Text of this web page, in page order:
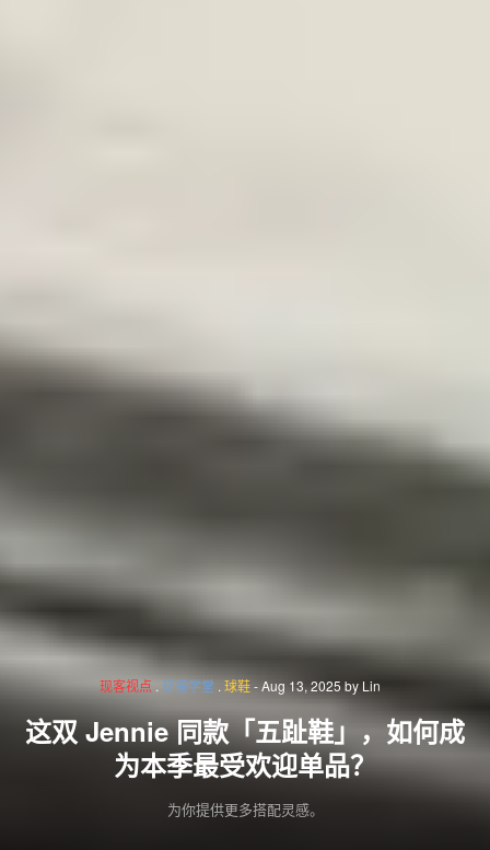
现客视点 . 穿搭学堂. 球鞋-Aug 13, 2025 by Lin
这双 Jennie 同款「五趾鞋」，如何成
为本季最受欢迎单品？
为你提供更多搭配灵感。